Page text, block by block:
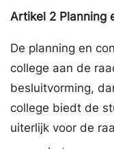
Artikel 2 Planning
De planning en
college aan de
besluitvorming,
college biedt de
uiterlijk voor de